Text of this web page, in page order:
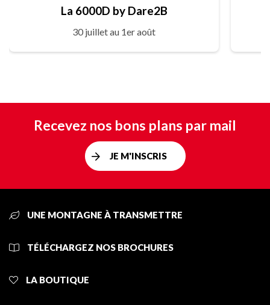
La 6000D by Dare2B
30 juillet au 1er août
Recevez nos bons plans par mail
JE M'INSCRIS
UNE MONTAGNE À TRANSMETTRE
TÉLÉCHARGEZ NOS BROCHURES
LA BOUTIQUE